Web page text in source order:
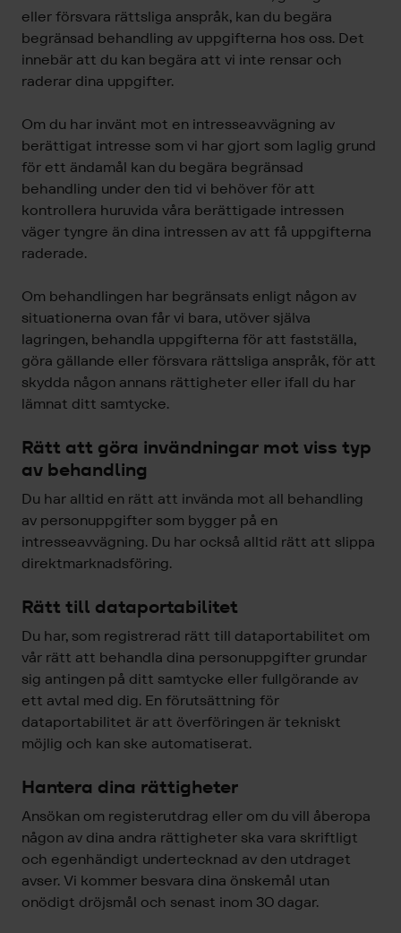
eller försvara rättsliga anspråk, kan du begära
begränsad behandling av uppgifterna hos oss. Det
innebär att du kan begära att vi inte rensar och
raderar dina uppgifter.
Om du har invänt mot en intresseavvägning av
berättigat intresse som vi har gjort som laglig grund
för ett ändamål kan du begära begränsad
behandling under den tid vi behöver för att
kontrollera huruvida våra berättigade intressen
väger tyngre än dina intressen av att få uppgifterna
raderade.
Om behandlingen har begränsats enligt någon av
situationerna ovan får vi bara, utöver själva
lagringen, behandla uppgifterna för att fastställa,
göra gällande eller försvara rättsliga anspråk, för att
skydda någon annans rättigheter eller ifall du har
lämnat ditt samtycke.
Rätt att göra invändningar mot viss typ
av behandling
Du har alltid en rätt att invända mot all behandling
av personuppgifter som bygger på en
intresseavvägning. Du har också alltid rätt att slippa
direktmarknadsföring.
Rätt till dataportabilitet
Du har, som registrerad rätt till dataportabilitet om
vår rätt att behandla dina personuppgifter grundar
sig antingen på ditt samtycke eller fullgörande av
ett avtal med dig. En förutsättning för
dataportabilitet är att överföringen är tekniskt
möjlig och kan ske automatiserat.
Hantera dina rättigheter
Ansökan om registerutdrag eller om du vill åberopa
någon av dina andra rättigheter ska vara skriftligt
och egenhändigt undertecknad av den utdraget
avser. Vi kommer besvara dina önskemål utan
onödigt dröjsmål och senast inom 30 dagar.